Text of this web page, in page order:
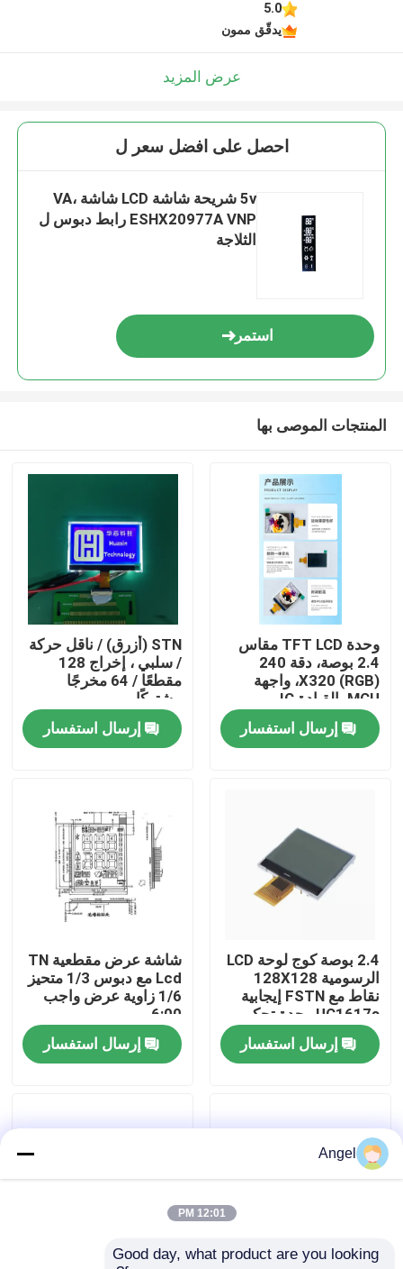
بيت
أشرطة فيديو
معلومات عنا
جولة في المعمل
اتصل بنا
شاشة LCD TFT
5.0
يدقّق ممون
عرض المزيد
احصل على افضل سعر ل
5v شريحة شاشة LCD شاشة VA،
ESHX20977A VNP رابط دبوس ل
الثلاجة
استمر
المنتجات الموصى بها
وحدة TFT LCD مقاس
2.4 بوصة، دقة 240
(RGB) X320، واجهة
MCU، القيادة IC
ILI9340X، الساعة
الكاملة، 4 مصابيح LEDإرسال استفسار
STN (أزرق) / ناقل حركة
/ سلبي ، إخراج 128
مقطعًا / 64 مخرجًا
مشتركًا
إرسال استفسار
2.4 بوصة كوج لوحة LCD
الرسومية 128X128
نقاط مع FSTN إيجابية
UC1617s وحدة تحكم
تطبيق لعدة والكهربائية
إرسال استفسار
شاشة عرض مقطعية TN
Lcd مع دبوس 1/3 متحيز
1/6 زاوية عرض واجب
6:00
إرسال استفسار
Angel
12:01 PM
Good day, what product are you looking